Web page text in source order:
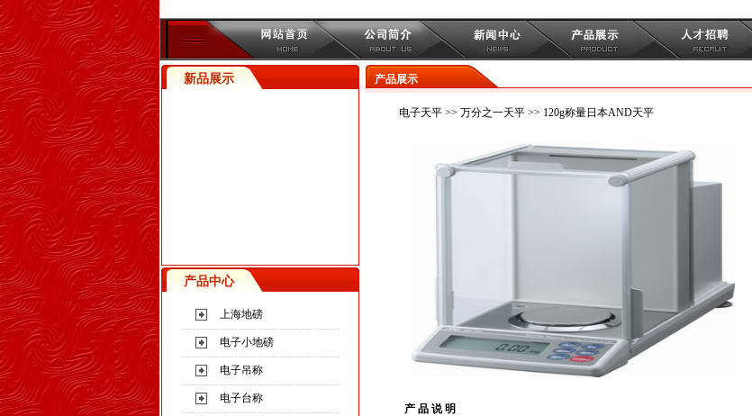
新品展示
产品中心
上海地磅
电子小地磅
电子吊称
电子台称
产品展示
电子天平>> 万分之一天平>> 120g称量日本AND天平
产 品 说 明